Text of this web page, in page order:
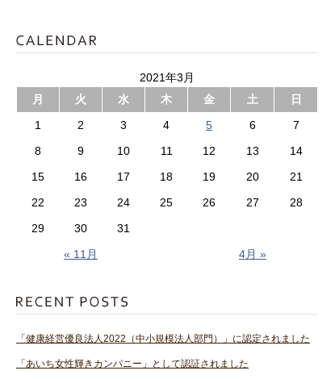
2021年3月
月
火 水 木 金 土 日
« 11月 4月 »
1 2 3 4 5 6
7
8
9 10 11 12 13
14
15
16 17 18 19 20
21
22
23 24 25 26 27
28
29
30 31
「健康経営優良法人2022（中小規模法人部門）」に認定されました
「あいち女性輝きカンパニー」として認証されました